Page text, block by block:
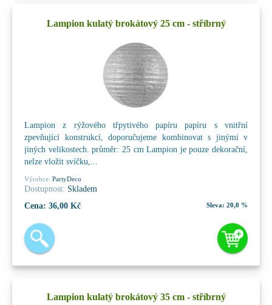
Lampion kulatý brokátový 25 cm - stříbrný
Lampion z rýžového třpytivého papíru papíru s vnitřní
zpevňující konstrukcí, doporučujeme kombinovat s jinými v
jiných velikostech. průměr: 25 cm Lampion je pouze dekorační,
nelze vložit svíčku,...
Výrobce: PartyDeco
Dostupnost: Skladem
Cena: 36,00 Kč Sleva: 20,0 %
Lampion kulatý brokátový 35 cm - stříbrný